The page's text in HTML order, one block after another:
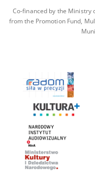
Co-financed by the Ministry
from the Promotion Fund,